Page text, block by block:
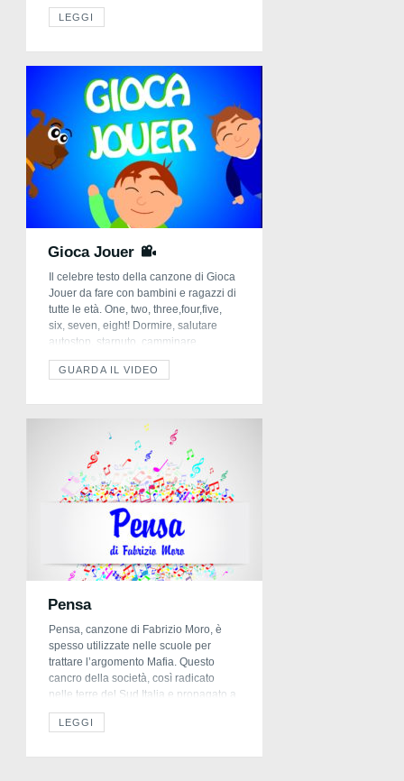
quello che non puoi fare mai:
riprendere a giocare, riprendere a
rincorrevi tanto. È Natale e a Natale si
[…]
LEGGI
Gioca Jouer
Il celebre testo della canzone di Gioca
Jouer da fare con bambini e ragazzi di
tutte le età. One, two, three,four,five,
six, seven, eight! Dormire, salutare
autostop, starnuto, camminare,
nuotare, sciare, spray, macho, clacson,
campana, ok, baciare, saluti, saluti,
cerchiamo di farlo meglio! Ricordatevi
che si parte sempre da dormire. Fate
GUARDA IL VIDEO
Pensa
Pensa, canzone di Fabrizio Moro, è
spesso utilizzate nelle scuole per
trattare l’argomento Mafia. Questo
cancro della società, così radicato
nelle terre del Sud Italia e propagato a
macchia d’olio in tutto il mondo è un
argomento da affrontare con i bambini
prospettiva e nella comprensione.
LEGGI